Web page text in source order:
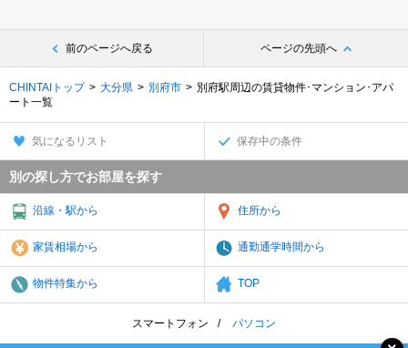
前のページへ戻る ページの先頭へ
CHINTAIトップ 大分県 別府市
別府駅周辺の賃貸物件･マンション･アパ
ート一覧
気になるリスト 保存中の条件
別の探し方でお部屋を探す
沿線・駅から 住所から
家賃相場から 通勤通学時間から
物件特集から TOP
スマートフォン パソコン